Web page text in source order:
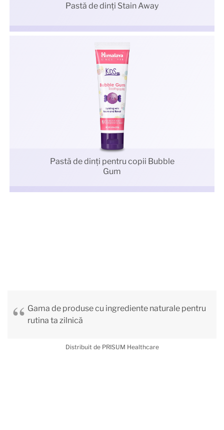
Pastă de dinți Stain Away
Pastă de dinți pentru copii Bubble
Gum
Gama de produse cu ingrediente naturale pentru
rutina ta zilnică
Distribuit de PRISUM Healthcare